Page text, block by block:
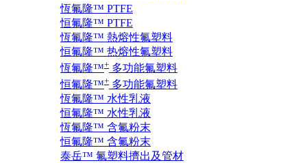
恆氟隆™ PTFE
恒氟隆™ PTFE
恆氟隆™ 熱熔性氟塑料
恒氟隆™ 热熔性氟塑料
恆氟隆™+ 多功能氟塑料
恒氟隆™+ 多功能氟塑料
恆氟隆™ 水性乳液
恒氟隆™ 水性乳液
恆氟隆™ 含氟粉末
恒氟隆™ 含氟粉末
泰岳™ 氟塑料擠出及管材